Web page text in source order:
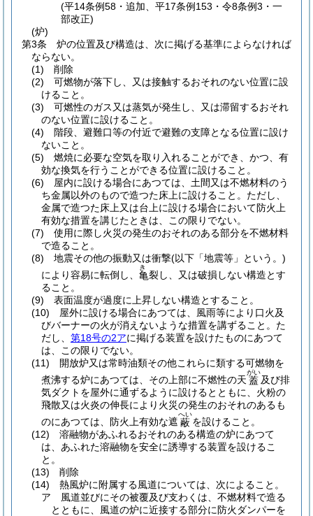
(平14条例58・追加、平17条例153・令8条例3・一
部改正)
(炉)
第3条
炉の位置及び構造は、次に掲げる基準によらなければ
ならない。
(1)
削除
(2)
可燃物が落下し、又は接触するおそれのない位置に設
けること。
(3)
可燃性のガス又は蒸気が発生し、又は滞留するおそれ
のない位置に設けること。
(4)
階段、避難口等の付近で避難の支障となる位置に設け
ないこと。
(5)
燃焼に必要な空気を取り入れることができ、かつ、有
効な換気を行うことができる位置に設けること。
(6)
屋内に設ける場合にあつては、土間又は不燃材料のう
ち金属以外のもので造つた床上に設けること。 ただし、
金属で造つた床上又は台上に設ける場合において防火上
有効な措置を講じたときは、この限りでない。
(7)
使用に際し火災の発生のおそれのある部分を不燃材料
で造ること。
(8)
地震その他の振動又は衝撃(以下「地震等」という。)
により容易に転倒し、 亀
き
裂し、又は破損しない構造とす
ること。
(9)
表面温度が過度に上昇しない構造とすること。
(10)
屋外に設ける場合にあつては、風雨等により口火及
びバーナーの火が消えないような措置を講ずること。 た
だし、 第18号の2アに掲げる装置を設けたものにあつて
は、この限りでない。
(11)
開放炉又は常時油類その他これらに類する可燃物を
煮沸する炉にあつては、その上部に不燃性の天 蓋
がい
及び排
気ダクトを屋外に通ずるように設けるとともに、火粉の
飛散又は火炎の伸長により火災の発生のおそれのあるも
のにあつては、防火上有効な遮 蔽
へい
を設けること。
(12)
溶融物があふれるおそれのある構造の炉にあつて
は、あふれた溶融物を安全に誘導する装置を設けるこ
と。
(13)
削除
(14)
熱風炉に附属する風道については、次によること。
ア
風道並びにその被覆及び支わくは、不燃材料で造る
とともに、風道の炉に近接する部分に防火ダンパーを